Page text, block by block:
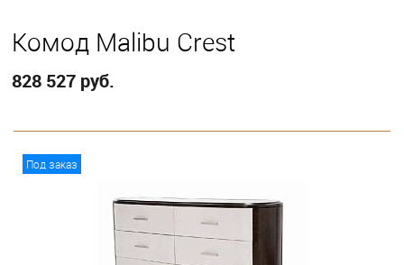
Комод Malibu Crest
828 527 руб.
Под заказ